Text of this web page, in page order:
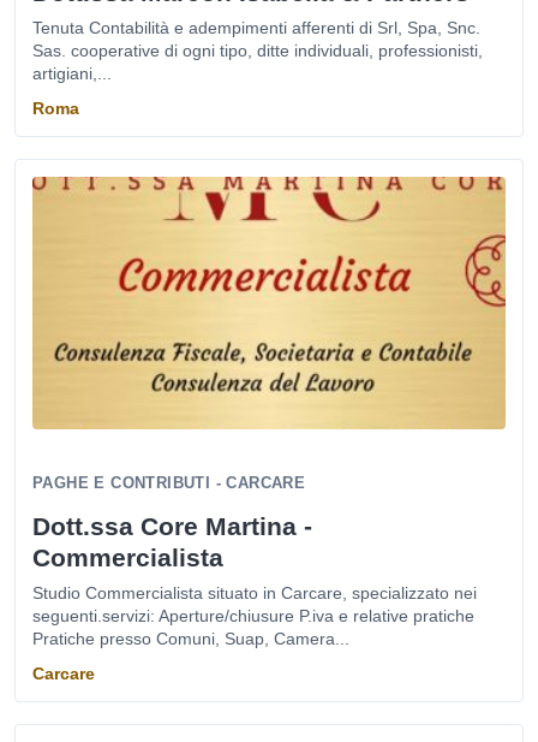
Tenuta Contabilità e adempimenti afferenti di Srl, Spa, Snc.
Sas. cooperative di ogni tipo, ditte individuali, professionisti,
artigiani,...
Roma
PAGHE E CONTRIBUTI - CARCARE
Dott.ssa Core Martina -
Commercialista
Studio Commercialista situato in Carcare, specializzato nei
seguenti.servizi: Aperture/chiusure P.iva e relative pratiche
Pratiche presso Comuni, Suap, Camera...
Carcare